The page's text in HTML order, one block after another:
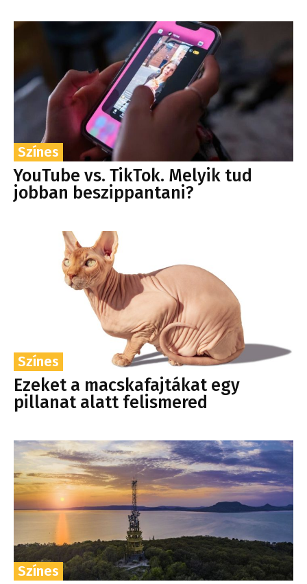
Színes
YouTube vs. TikTok. Melyik tud
jobban beszippantani?
Színes
Ezeket a macskafajtákat egy
pillanat alatt felismered
Színes